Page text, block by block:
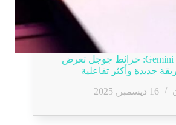
تحديث جديد لتطبيق Gemini: خرائط جوجل تعرض
جديدة وأكثر تفاعلية
16 ديسمبر, 2025